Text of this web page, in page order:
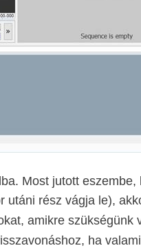
Most jutott eszembe,
rész vágja le),
amikre szükségünk
ha